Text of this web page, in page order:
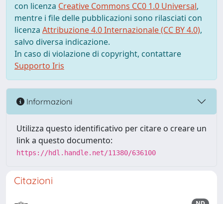
con licenza Creative Commons CC0 1.0 Universal,
mentre i file delle pubblicazioni sono rilasciati con
licenza Attribuzione 4.0 Internazionale (CC BY 4.0),
salvo diversa indicazione.
In caso di violazione di copyright, contattare
Supporto Iris
Informazioni
Utilizza questo identificativo per citare o creare un
link a questo documento:
https://hdl.handle.net/11380/636100
Citazioni